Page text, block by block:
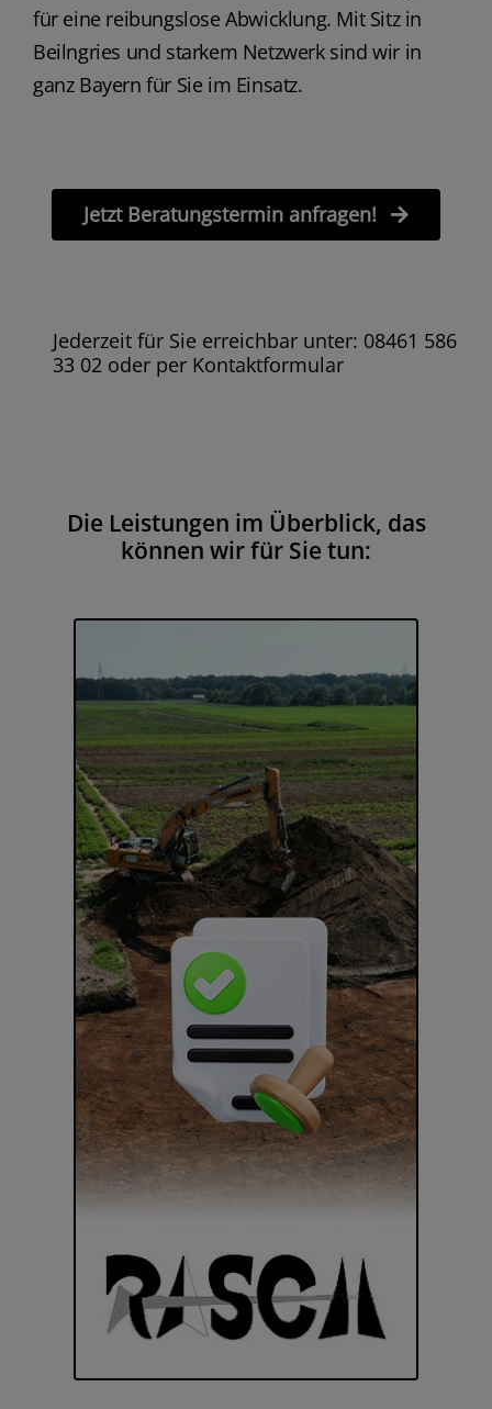
für eine reibungslose Abwicklung. Mit Sitz in
Beilngries und starkem Netzwerk sind wir in
ganz Bayern für Sie im Einsatz.
Jetzt Beratungstermin anfragen!
Jederzeit für Sie erreichbar unter: 08461 586
33 02 oder per Kontaktformular
Die Leistungen im Überblick, das
können wir für Sie tun: